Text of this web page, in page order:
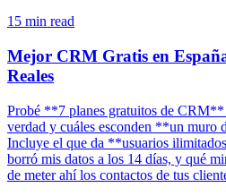
15 min read
Mejor CRM Gratis en
Reales
Probé **7 planes gratuitos de CRM**
verdad y cuáles esconden **un muro
Incluye el que da **usuarios
borró mis datos a los 14 días, y qué
de meter ahí los contactos de tus